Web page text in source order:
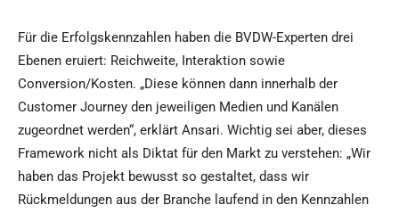
Für die Erfolgskennzahlen haben die BVDW-Experten drei
Ebenen eruiert: Reichweite, Interaktion sowie
Conversion/Kosten. „Diese können dann innerhalb der
Customer Journey den jeweiligen Medien und Kanälen
zugeordnet werden“, erklärt Ansari. Wichtig sei aber, dieses
Framework nicht als Diktat für den Markt zu verstehen: „Wir
haben das Projekt bewusst so gestaltet, dass wir
Rückmeldungen aus der Branche laufend in den Kennzahlen